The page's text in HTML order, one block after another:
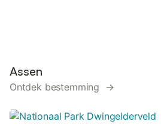
Assen
Ontdek bestemming →